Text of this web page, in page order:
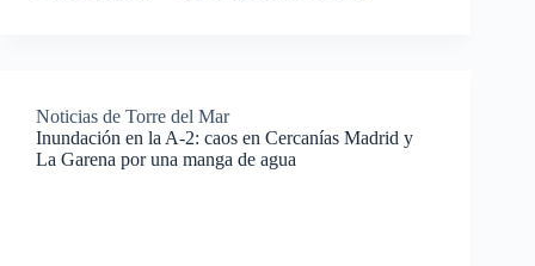
Noticias de Torre del Mar
Inundación en la A-2: caos en Cercanías Madrid y
La Garena por una manga de agua